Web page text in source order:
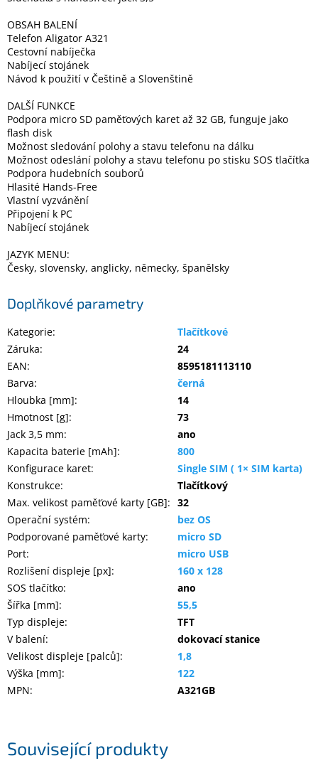
Související produkty
OBSAH BALENÍ
Telefon Aligator A321
Cestovní nabíječka
Nabíjecí stojánek
Návod k použití v Češtině a Slovenštině
DALŠÍ FUNKCE
Podpora micro SD paměťových karet až 32 GB, funguje jako
flash disk
Možnost sledování polohy a stavu telefonu na dálku
Možnost odeslání polohy a stavu telefonu po stisku SOS tlačítka
Podpora hudebních souborů
Hlasité Hands-Free
Vlastní vyzvánění
Připojení k PC
Nabíjecí stojánek
JAZYK MENU:
Česky, slovensky, anglicky, německy, španělsky
Doplňkové parametry
Kategorie:
Tlačítkové
Záruka:
24
EAN:
8595181113110
Barva:
černá
Hloubka [mm]:
14
Hmotnost [g]:
73
Jack 3,5 mm:
ano
Kapacita baterie [mAh]:
800
Konfigurace karet:
Single SIM ( 1× SIM karta)
Konstrukce:
Tlačítkový
Max. velikost paměťové karty [GB]: 32
Operační systém:
bez OS
Podporované paměťové karty:
micro SD
Port:
micro USB
Rozlišení displeje [px]:
160 x 128
SOS tlačítko:
ano
Šířka [mm]:
55,5
Typ displeje:
TFT
V balení:
dokovací stanice
Velikost displeje [palců]:
1,8
Výška [mm]:
122
MPN: A321GB